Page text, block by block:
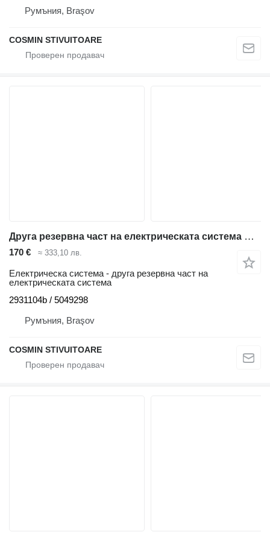
Румъния, Braşov
COSMIN STIVUITOARE
Друга резервна част на електрическата система Contactor 2931104b за електрокар Jungheinrich
170 € ≈ 333,10 лв.
Електрическа система - друга резервна част на
електрическата система
2931104b / 5049298
Румъния, Braşov
COSMIN STIVUITOARE